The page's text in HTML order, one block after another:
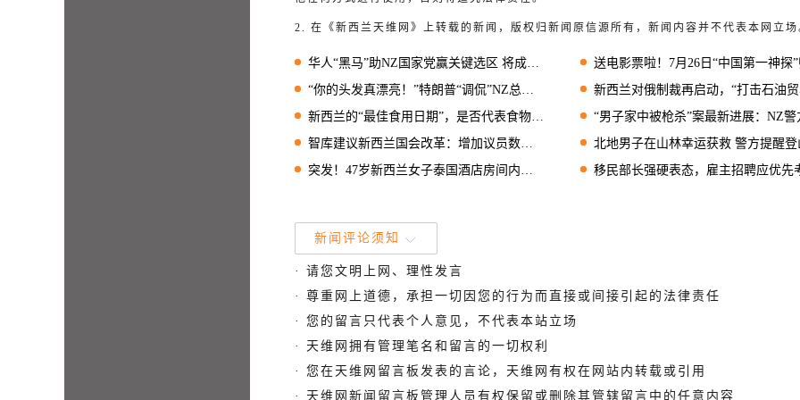
2. 在《新西兰天维网》上转载的新闻，版权归新闻原信源所有，新闻内容并不代表本网立场
华人“黑马”助NZ国家党赢关键选区 将成国会议员
送电影票啦！7月26日“中国第一神探”归来，超大屏幕IMAX实力诠释狄仁杰风
“你的头发真漂亮！”特朗普“调侃”NZ总理，两人首次正式会面！
新西兰对俄制裁再启动，“打击石油贸易‘影子船队
新西兰的“最佳食用日期”，是否代表食物过期不可食用？
“男子家中被枪杀”案最新进展：NZ警方逮捕2嫌
智库建议新西兰国会改革：增加议员数量、任期延长到4年
北地男子在山林幸运获救 警方提醒登山前应充分
突发！47岁新西兰女子泰国酒店房间内身亡
移民部长强硬表态，雇主招聘应优先考虑本地求职
新闻评论须知
· 请您文明上网、理性发言
· 尊重网上道德，承担一切因您的行为而直接或间接引起的法律责任
· 您的留言只代表个人意见，不代表本站立场
· 天维网拥有管理笔名和留言的一切权利
· 您在天维网留言板发表的言论，天维网有权在网站内转载或引用
· 天维网新闻留言板管理人员有权保留或删除其管辖留言中的任意内容